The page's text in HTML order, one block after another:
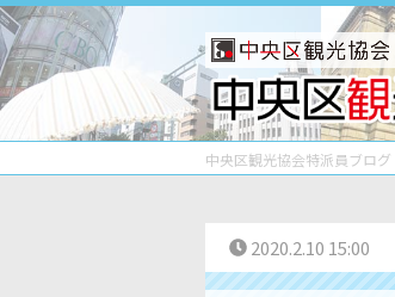
中央区観光協会特派員ブログ
2020.2.10 15:00